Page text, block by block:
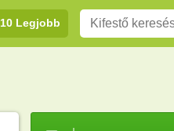
10 Legjobb